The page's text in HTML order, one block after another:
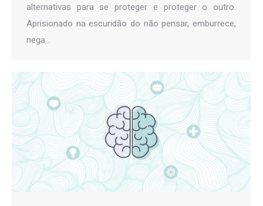
alternativas para se proteger e proteger o outro.
Aprisionado na escuridão do não pensar, emburrece,
nega…